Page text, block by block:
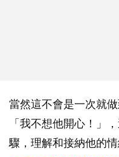
當然這不會是一次就
「我不想他開心！」
驟，理解和接納他的情